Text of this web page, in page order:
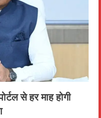
से हर माह होगी